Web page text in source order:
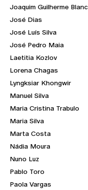
Joaquim Guilherme Blanc
José Dias
José Luís Silva
José Pedro Maia
Laetitia Kozlov
Lorena Chagas
Lyngksiar Khongwir
Manuel Silva
Maria Cristina Trabulo
Maria Silva
Marta Costa
Nádia Moura
Nuno Luz
Pablo Toro
Paola Vargas